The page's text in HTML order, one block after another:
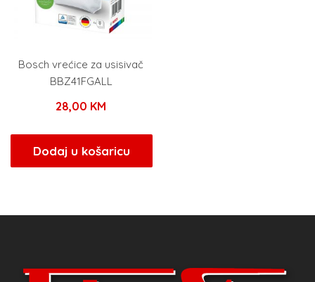
Bosch vrećice za usisivač
BBZ41FGALL
28,00 KM
Dodaj u košaricu